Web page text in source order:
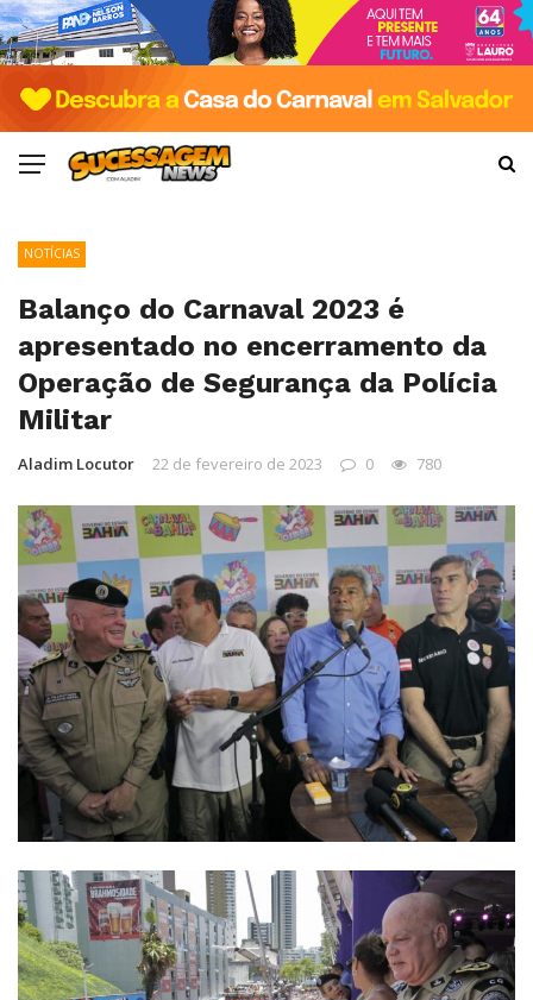
NOTÍCIAS
Balanço do Carnaval 2023 é
apresentado no encerramento da
Operação de Segurança da Polícia
Militar
Aladim Locutor 22 de fevereiro de 2023 0 780